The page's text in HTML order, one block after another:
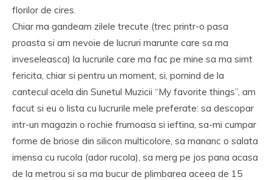
florilor de cires.
Chiar ma gandeam zilele trecute (trec printr-o pasa
proasta si am nevoie de lucruri marunte care sa ma
inveseleasca) la lucrurile care ma fac pe mine sa ma simt
fericita, chiar si pentru un moment, si, pornind de la
cantecul acela din Sunetul Muzicii “My favorite things”, am
facut si eu o lista cu lucrurile mele preferate: sa descopar
intr-un magazin o rochie frumoasa si ieftina, sa-mi cumpar
forme de briose din silicon multicolore, sa mananc o salata
imensa cu rucola (ador rucola), sa merg pe jos pana acasa
de la metrou si sa ma bucur de plimbarea aceea de 15